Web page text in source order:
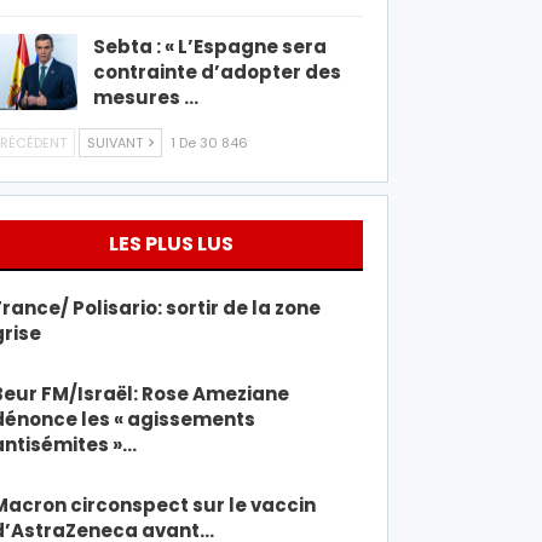
Sebta : « L’Espagne sera
contrainte d’adopter des
mesures …
SUIVANT 1 De 30 846
LES PLUS LUS
Polisario: sortir de la zone
FM/Israël: Rose Ameziane
les « agissements
»…
circonspect sur le vaccin
avant…